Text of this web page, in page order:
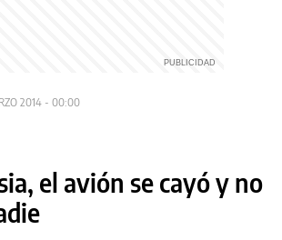
2014 - 00:00
el avión se cayó y no